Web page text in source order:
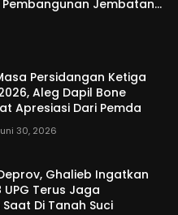
Pembangunan Jembatan
Persidangan Ketiga
Aleg Dapil Bone
Apresiasi Dari Pemda
30, 2026
Ghalieb Ingatkan
UPG Terus Jaga
Di Tanah Suci